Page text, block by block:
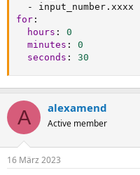
-
for :
hours :
0
minutes :
0
seconds : 30
A alexamend
Active member
16 März 2023